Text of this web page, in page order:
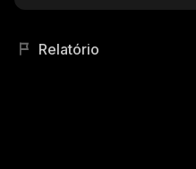
Relatório